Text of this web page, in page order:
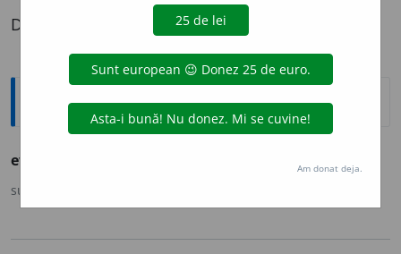
Definiția cu ID-ul 1158481:
Ortografice DOOM
evoluez
sursa:
Am donat deja.